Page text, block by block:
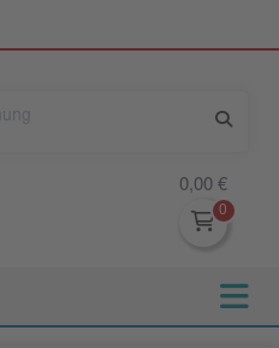
0,00 €